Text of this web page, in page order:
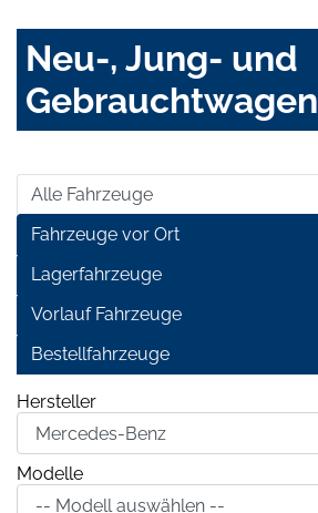
Neu-, Jung- und
Gebrauchtwagen
Alle Fahrzeuge
Fahrzeuge vor Ort
Lagerfahrzeuge
Vorlauf Fahrzeuge
Bestellfahrzeuge
Hersteller
Modelle